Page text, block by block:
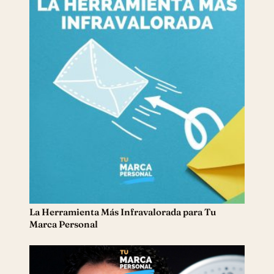
La Herramienta Más Infravalorada para Tu
Marca Personal